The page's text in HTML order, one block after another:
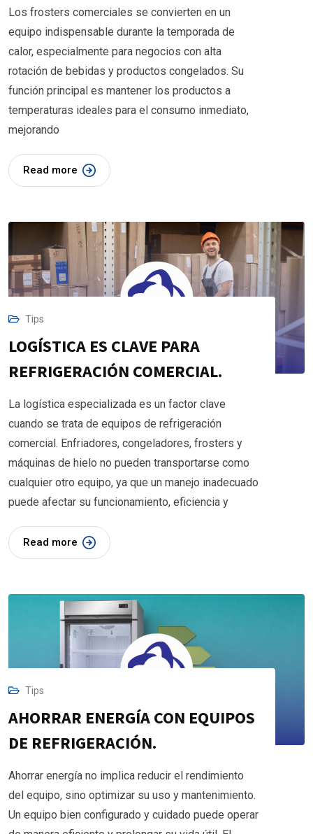
Los frosters comerciales se convierten en un
equipo indispensable durante la temporada de
calor, especialmente para negocios con alta
rotación de bebidas y productos congelados. Su
función principal es mantener los productos a
temperaturas ideales para el consumo inmediato,
mejorando
Read more
Tips
LOGÍSTICA ES CLAVE PARA
REFRIGERACIÓN COMERCIAL.
La logística especializada es un factor clave
cuando se trata de equipos de refrigeración
comercial. Enfriadores, congeladores, frosters y
máquinas de hielo no pueden transportarse como
cualquier otro equipo, ya que un manejo inadecuado
puede afectar su funcionamiento, eficiencia y
Read more
Tips
AHORRAR ENERGÍA CON EQUIPOS
DE REFRIGERACIÓN.
Ahorrar energía no implica reducir el rendimiento
del equipo, sino optimizar su uso y mantenimiento.
Un equipo bien configurado y cuidado puede operar